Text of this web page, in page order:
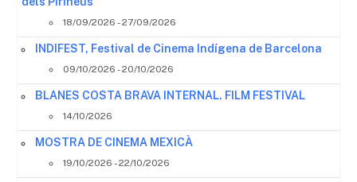
18/09/2026 - 27/09/2026
INDIFEST, Festival de Cinema Indígena de Barcelona
09/10/2026 - 20/10/2026
BLANES COSTA BRAVA INTERNAL. FILM FESTIVAL
14/10/2026
MOSTRA DE CINEMA MEXICÀ
19/10/2026 - 22/10/2026